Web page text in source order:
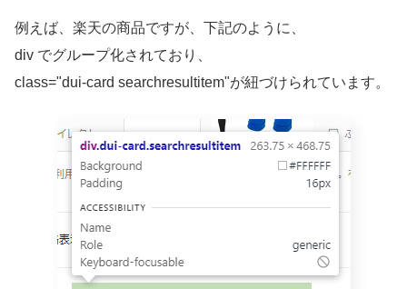
例えば、楽天の商品ですが、下記のように、
div でグループ化されており、
class="dui-card searchresultitem"が紐づけられています。